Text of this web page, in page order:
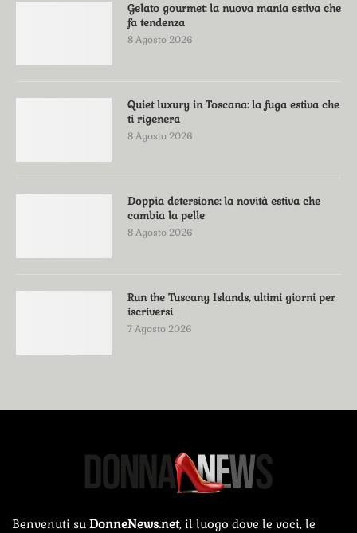
Gelato gourmet: la nuova mania estiva che
fa tendenza
8 Agosto 2026
Quiet luxury in Toscana: la fuga estiva che
ti rigenera
8 Agosto 2026
Doppia detersione: la novità estiva che
cambia la pelle
8 Agosto 2026
Run the Tuscany Islands, ultimi giorni per
iscriversi
7 Agosto 2026
Benvenuti su DonneNews.net, il luogo dove le voci, le